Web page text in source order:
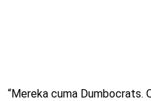
“Mereka cuma Dumbocrats.